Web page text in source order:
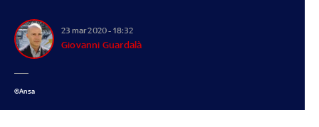
23 mar 2020 - 18:32
Giovanni Guardalà
©Ansa